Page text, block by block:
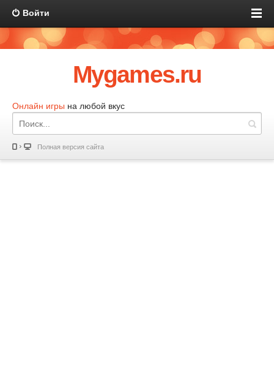
Войти
Mygames.ru
Онлайн игры на любой вкус
Полная версия сайта